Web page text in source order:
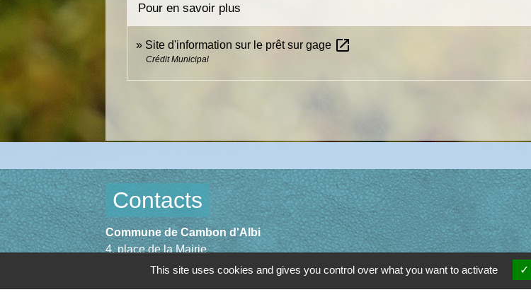
Pour en savoir plus
Site d'information sur le prêt sur gage open_in_new
Crédit Municipal
Contacts
Commune de Cambon d'Albi
4, place de la Mairie
81990 Cambon d'Albi - FRANCE
This site uses cookies and gives you control over what you want to activate